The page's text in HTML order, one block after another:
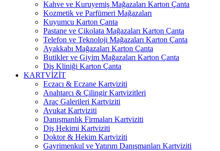
Kahve ve Kuruyemiş Mağazaları Karton Çanta
Kozmetik ve Parfümeri Mağazaları
Kuyumcu Karton Çanta
Pastane ve Çikolata Mağazaları Karton Çanta
Telefon ve Teknoloji Mağazaları Karton Çanta
Ayakkabı Mağazaları Karton Çanta
Butikler ve Giyim Mağazaları Karton Çanta
Diş Kliniği Karton Çanta
KARTVİZİT
Eczacı & Eczane Kartviziti
Anahtarcı & Çilingir Kartvizitleri
Araç Galerileri Kartviziti
Avukat Kartviziti
Danışmanlık Firmaları Kartviziti
Diş Hekimi Kartviziti
Doktor & Hekim Kartviziti
Gayrimenkul ve Yatırım Danışmanları Kartviziti